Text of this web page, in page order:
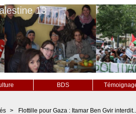
13
BDS
> Flottille pour Gaza : Itamar Ben Gvir